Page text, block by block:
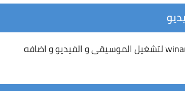
سنتعرف الان على اكبر مجموعه برامج بديلة للوين امب winamp لتشغيل الموسيقى و الفيديو و اضافه